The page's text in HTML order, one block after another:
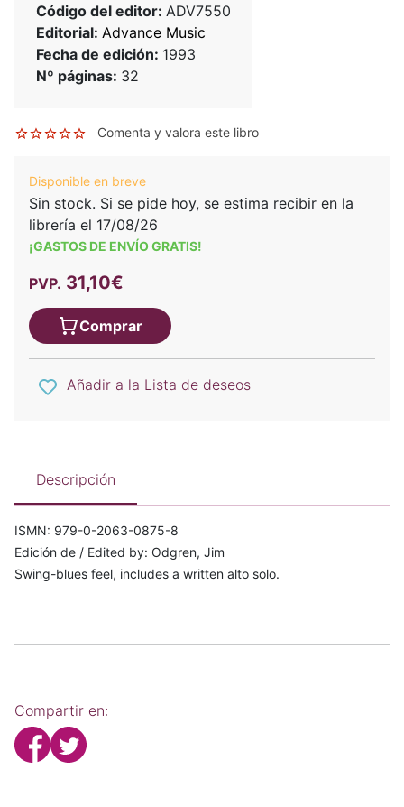
Código del editor: ADV7550
Editorial: Advance Music
Fecha de edición: 1993
Nº páginas: 32
Comenta y valora este libro
Disponible en breve
Sin stock. Si se pide hoy, se estima recibir en la
librería el 17/08/26
¡GASTOS DE ENVÍO GRATIS!
PVP. 31,10€
Comprar
Añadir a la Lista de deseos
Descripción
ISMN: 979-0-2063-0875-8
Edición de / Edited by: Odgren, Jim
Swing-blues feel, includes a written alto solo.
Compartir en: